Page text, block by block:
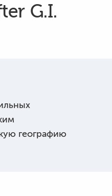
G.I.
географию